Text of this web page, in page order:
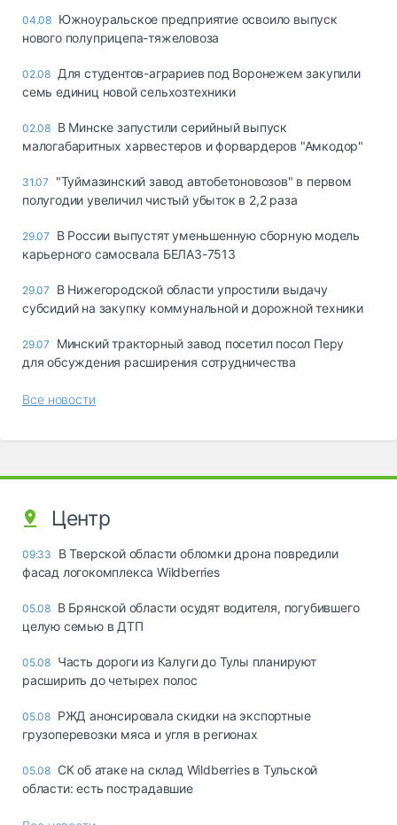
04.08 Южноуральское предприятие освоило выпуск
нового полуприцепа-тяжеловоза
02.08 Для студентов-аграриев под Воронежем закупили
семь единиц новой сельхозтехники
02.08 В Минске запустили серийный выпуск
малогабаритных харвестеров и форвардеров "Амкодор"
31.07
"Туймазинский завод автобетоновозов" в первом
полугодии увеличил чистый убыток в 2,2 раза
29.07
В России выпустят уменьшенную сборную модель
карьерного самосвала БЕЛАЗ-7513
29.07
В Нижегородской области упростили выдачу
субсидий на закупку коммунальной и дорожной техники
29.07
Минский тракторный завод посетил посол Перу
для обсуждения расширения сотрудничества
Все новости
Центр
09:33
В Тверской области обломки дрона повредили
фасад логокомплекса Wildberries
05.08 В Брянской области осудят водителя, погубившего
целую семью в ДТП
05.08 Часть дороги из Калуги до Тулы планируют
расширить до четырех полос
05.08 РЖД анонсировала скидки на экспортные
грузоперевозки мяса и угля в регионах
05.08 СК об атаке на склад Wildberries в Тульской
области: есть пострадавшие